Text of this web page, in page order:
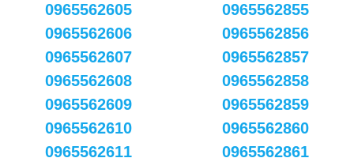
0965562605
0965562606
0965562607
0965562608
0965562609
0965562610
0965562611
0965562855
0965562856
0965562857
0965562858
0965562859
0965562860
0965562861